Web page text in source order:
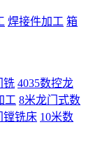
焊接件加工 箱
铣 4035数控龙
工 8米龙门式数
镗铣床 10米数